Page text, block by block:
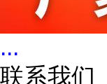
...
联系我们